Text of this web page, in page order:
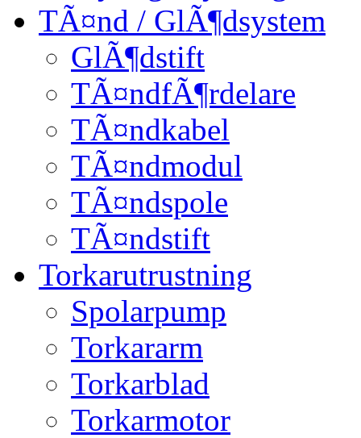
TÃ¤nd / GlÃ¶dsystem
GlÃ¶dstift
TÃ¤ndfÃ¶rdelare
TÃ¤ndkabel
TÃ¤ndmodul
TÃ¤ndspole
TÃ¤ndstift
Torkarutrustning
Spolarpump
Torkararm
Torkarblad
Torkarmotor